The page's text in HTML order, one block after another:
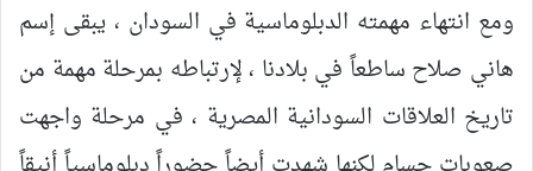
ومع انتهاء مهمته الدبلوماسية في السودان ، يبقى إسم
هاني صلاح ساطعاً في بلادنا ، لإرتباطه بمرحلة مهمة من
تاريخ العلاقات السودانية المصرية ، في مرحلة واجهت